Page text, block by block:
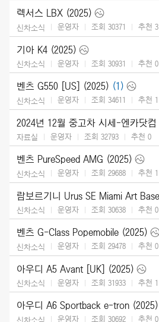
렉서스 LBX (2025)
신차소식 운영자 조회 30371 추천 3
기아 K4 (2025)
신차소식 운영자 조회 30931 추천 0
벤츠 G550 [US] (2025) (1)
신차소식 운영자 조회 34611 추천 1
2024년 12월 중고차 시세-엔카닷컴
자료실 운영자 조회 32793 추천 0
벤츠 PureSpeed AMG (2025)
신차소식 운영자 조회 29688 추천 1
신차소식 운영자 조회 30638 추천 0
벤츠 G-Class Popemobile (2025)
신차소식 운영자 조회 29478 추천 0
아우디 A5 Avant [UK] (2025)
신차소식 운영자 조회 31933 추천 1
아우디 A6 Sportback e-tron (2025)
신차소식 운영자 조회 30692 추천 0